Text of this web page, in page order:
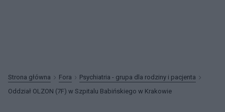
Strona główna Fora
Psychiatria - grupa dla rodziny i pacjenta
Oddział OLZON (7F) w Szpitalu Babińskiego w Krakowie